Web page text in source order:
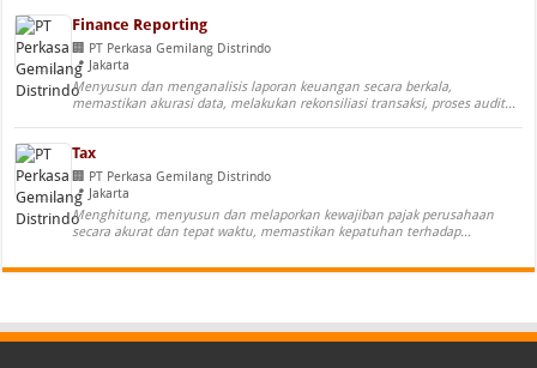
Finance Reporting
PT Perkasa Gemilang Distrindo
Jakarta
Menyusun dan menganalisis laporan keuangan secara berkala,
memastikan akurasi data, melakukan rekonsiliasi transaksi, proses audit...
Tax
PT Perkasa Gemilang Distrindo
Jakarta
Menghitung, menyusun dan melaporkan kewajiban pajak perusahaan
secara akurat dan tepat waktu, memastikan kepatuhan terhadap...